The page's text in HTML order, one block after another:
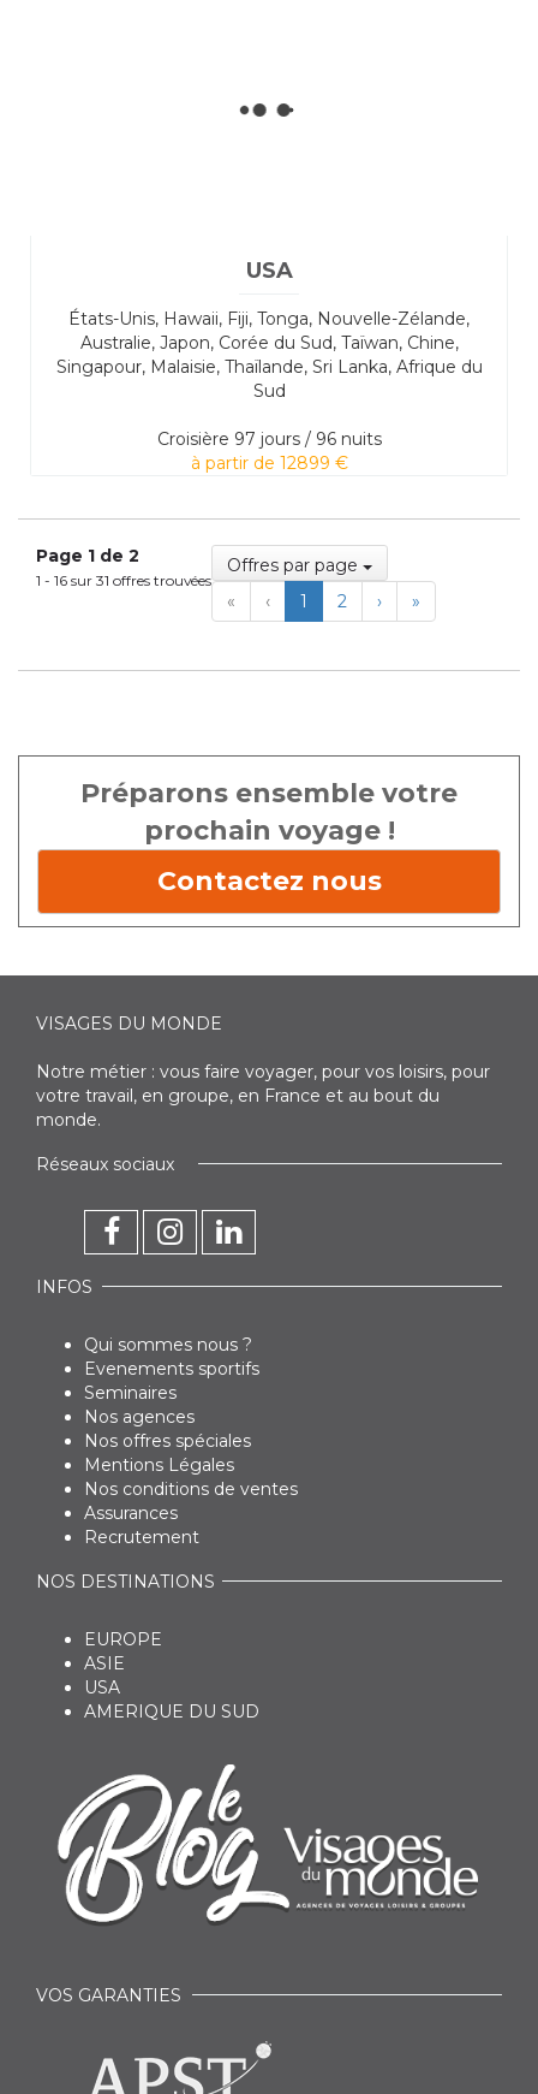
USA
États-Unis, Hawaii, Fiji, Tonga, Nouvelle-Zélande,
Australie, Japon, Corée du Sud, Taïwan, Chine,
Singapour, Malaisie, Thaïlande, Sri Lanka, Afrique du
Sud
Croisière 97 jours / 96 nuits
à partir de 12899 €
Page 1 de 2
1 - 16 sur 31 offres trouvées
Offres par page
« First‹Previous
1 2 ›Next
»
Préparons ensemble votre
prochain voyage !
Contactez nous
VISAGES DU MONDE
Notre métier : vous faire voyager, pour vos loisirs, pour
votre travail, en groupe, en France et au bout du
monde.
Réseaux sociaux
INFOS
Qui sommes nous ?
Evenements sportifs
Seminaires
Nos agences
Nos offres spéciales
Mentions Légales
Nos conditions de ventes
Assurances
Recrutement
NOS DESTINATIONS
EUROPE
ASIE
USA
AMERIQUE DU SUD
VOS GARANTIES